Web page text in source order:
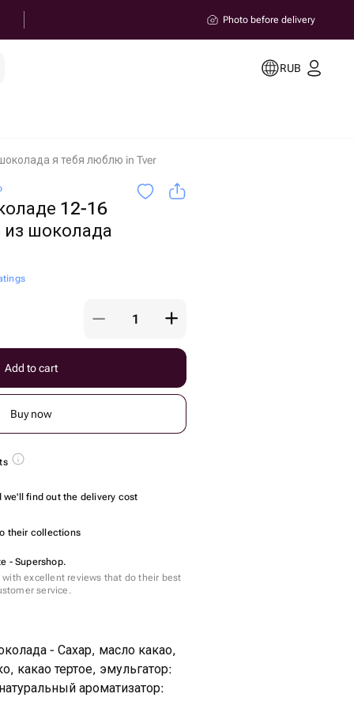
Photo before delivery
RUB
я тебя люблю in Tver
12-16
шоколада
Add to cart
Buy now
we'll find out the delivery cost
their collections
- Supershop.
with excellent reviews that do their best
service.
- Сахар, масло какао,
какао тертое, эмульгатор:
ароматизатор: